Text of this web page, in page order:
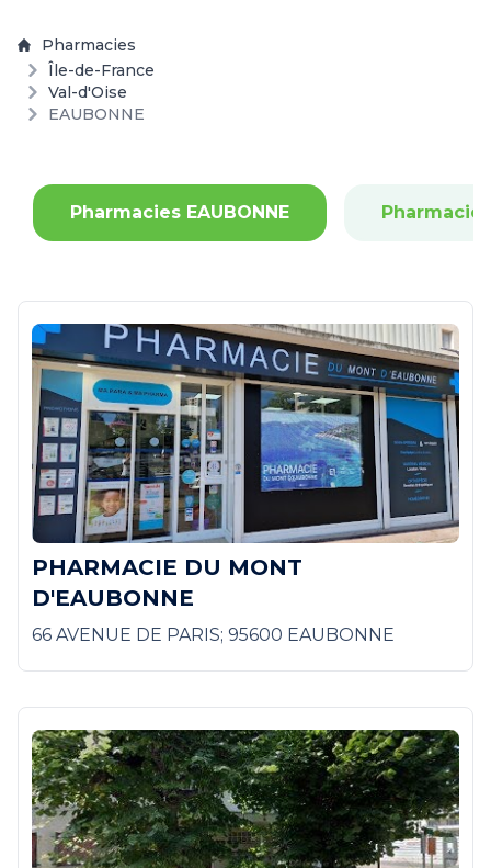
Pharmacies
Île-de-France
Val-d'Oise
EAUBONNE
Pharmacies EAUBONNE
PHARMACIE DU MONT
D'EAUBONNE
66 AVENUE DE PARIS; 95600 EAUBONNE